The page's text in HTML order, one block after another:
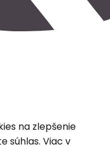
na zlepšenie
súhlas. Viac v